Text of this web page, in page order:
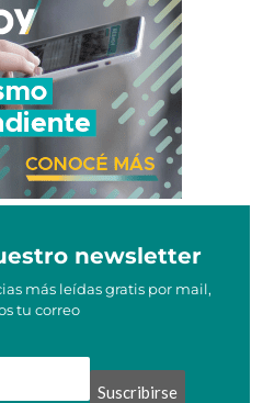
newsletter
más leídas gratis por mail,
tu correo
Suscribirse